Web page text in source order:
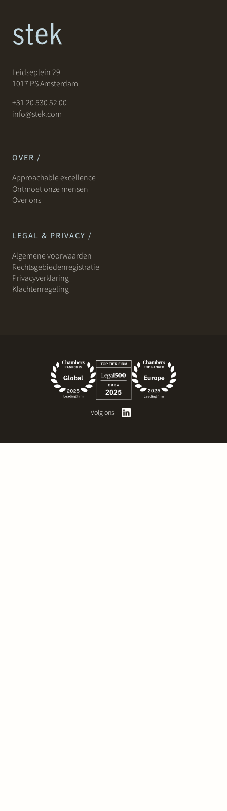
Leidseplein 29
1017 PS Amsterdam
+31 20 530 52 00
info@stek.com
OVER /
Approachable excellence
Ontmoet onze mensen
Over ons
LEGAL & PRIVACY /
Algemene voorwaarden
Rechtsgebiedenregistratie
Privacyverklaring
Klachtenregeling
Volg ons